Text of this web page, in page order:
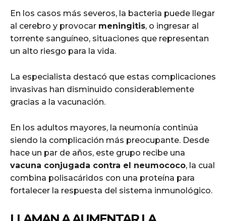
En los casos más severos, la bacteria puede llegar
al cerebro y provocar meningitis, o ingresar al
torrente sanguíneo, situaciones que representan
un alto riesgo para la vida.
La especialista destacó que estas complicaciones
invasivas han disminuido considerablemente
gracias a la vacunación.
En los adultos mayores, la neumonía continúa
siendo la complicación más preocupante. Desde
hace un par de años, este grupo recibe una
vacuna conjugada contra el neumococo, la cual
combina polisacáridos con una proteína para
fortalecer la respuesta del sistema inmunológico.